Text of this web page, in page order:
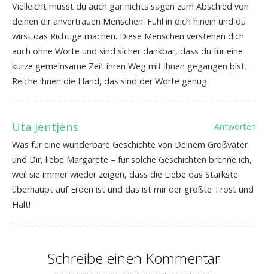
Vielleicht musst du auch gar nichts sagen zum Abschied von
deinen dir anvertrauen Menschen. Fühl in dich hinein und du
wirst das Richtige machen. Diese Menschen verstehen dich
auch ohne Worte und sind sicher dankbar, dass du für eine
kurze gemeinsame Zeit ihren Weg mit ihnen gegangen bist.
Reiche ihnen die Hand, das sind der Worte genug.
Uta Jentjens
Antworten
Was für eine wunderbare Geschichte von Deinem Großvater
und Dir, liebe Margarete – für solche Geschichten brenne ich,
weil sie immer wieder zeigen, dass die Liebe das Stärkste
überhaupt auf Erden ist und das ist mir der größte Trost und
Halt!
Schreibe einen Kommentar